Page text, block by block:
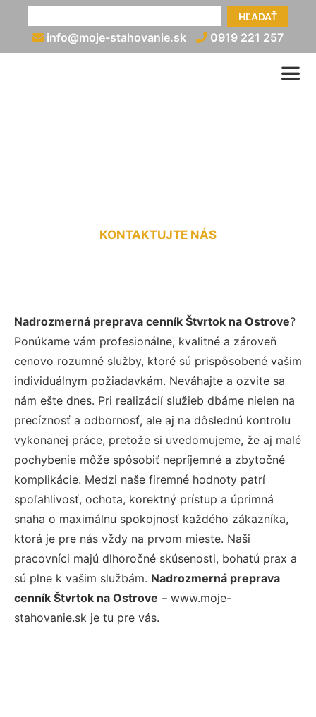
HĽADAŤ
info@moje-stahovanie.sk 0919 221 257
KONTAKTUJTE NÁS
Nadrozmerná preprava cenník Štvrtok na Ostrove?
Ponúkame vám profesionálne, kvalitné a zároveň
cenovo rozumné služby, ktoré sú prispôsobené vašim
individuálnym požiadavkám. Neváhajte a ozvite sa
nám ešte dnes. Pri realizácií služieb dbáme nielen na
precíznosť a odbornosť, ale aj na dôslednú kontrolu
vykonanej práce, pretože si uvedomujeme, že aj malé
pochybenie môže spôsobiť nepríjemné a zbytočné
komplikácie. Medzi naše firemné hodnoty patrí
spoľahlivosť, ochota, korektný prístup a úprimná
snaha o maximálnu spokojnosť každého zákazníka,
ktorá je pre nás vždy na prvom mieste. Naši
pracovníci majú dlhoročné skúsenosti, bohatú prax a
sú plne k vašim službám. Nadrozmerná preprava
cenník Štvrtok na Ostrove – www.moje-
stahovanie.sk je tu pre vás.